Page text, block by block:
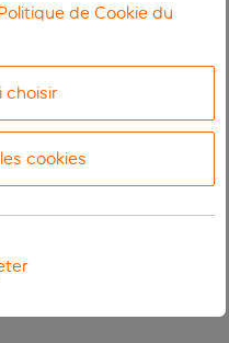
de Cookie du
choisir
cookies